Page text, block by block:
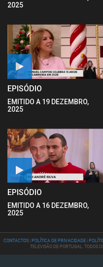
2025
EPISÓDIO
EMITIDO A 19 DEZEMBRO,
2025
EPISÓDIO
EMITIDO A 16 DEZEMBRO,
2025
CONTACTOS POLÍTICA DE PRIVACIDADE
TELEVISÃO DE PORTUGAL. TODOS